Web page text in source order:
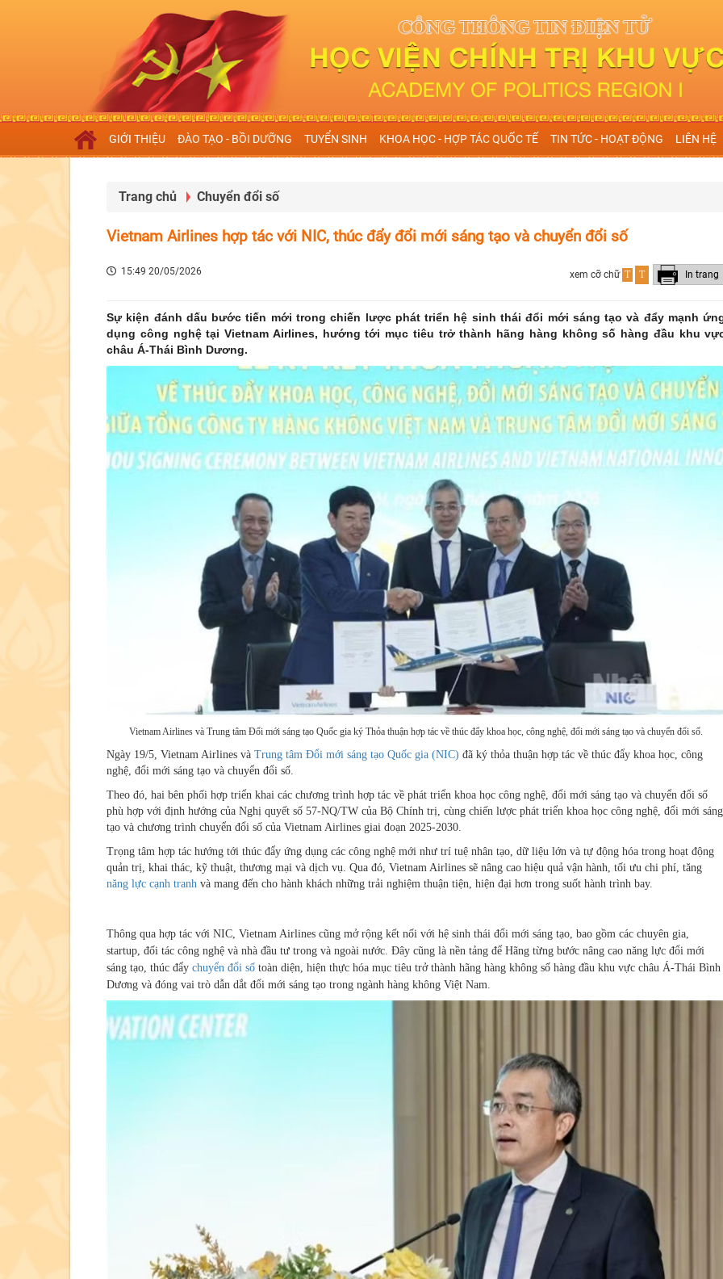
GIỚI THIỆU ĐÀO TẠO - BỒI DƯỠNG TUYỂN SINH KHOA HỌC - HỢP TÁC QUỐC TẾ TIN TỨC - HOẠT ĐỘNG LIÊN HỆ
Trang chủ Chuyển đổi số
Vietnam Airlines hợp tác với NIC, thúc đẩy đổi mới sáng tạo và chuyển đổi số
15:49 20/05/2026 xem cỡ chữ T T In trang
Sự kiện đánh dấu bước tiến mới trong chiến lược phát triển hệ sinh thái đổi mới sáng tạo và đẩy mạnh
dụng công nghệ tại Vietnam Airlines, hướng tới mục tiêu trở thành hãng hàng không số hàng đầu khu
châu Á-Thái Bình Dương.
Vietnam Airlines và Trung tâm Đổi mới sáng tạo Quốc gia ký Thỏa thuận hợp tác về thúc đẩy khoa học, công nghệ, đổi mới sáng tạo và chuyển đổi số.
Ngày 19/5, Vietnam Airlines và Trung tâm Đổi mới sáng tạo Quốc gia (NIC) đã ký thỏa thuận hợp tác về thúc đẩy khoa học, công
nghệ, đổi mới sáng tạo và chuyển đổi số.
Theo đó, hai bên phối hợp triển khai các chương trình hợp tác về phát triển khoa học công nghệ, đổi mới sáng tạo và chuyển đổi số
phù hợp với định hướng của Nghị quyết số 57-NQ/TW của Bộ Chính trị, cùng chiến lược phát triển khoa học công nghệ, đổi mới sáng
tạo và chương trình chuyển đổi số của Vietnam Airlines giai đoạn 2025-2030.
Trọng tâm hợp tác hướng tới thúc đẩy ứng dụng các công nghệ mới như trí tuệ nhân tạo, dữ liệu lớn và tự động hóa trong hoạt động
quản trị, khai thác, kỹ thuật, thương mại và dịch vụ. Qua đó, Vietnam Airlines sẽ nâng cao hiệu quả vận hành, tối ưu chi phí, tăng
năng lực cạnh tranh và mang đến cho hành khách những trải nghiệm thuận tiện, hiện đại hơn trong suốt hành trình bay.
Thông qua hợp tác với NIC, Vietnam Airlines cũng mở rộng kết nối với hệ sinh thái đổi mới sáng tạo, bao gồm các chuyên gia,
startup, đối tác công nghệ và nhà đầu tư trong và ngoài nước. Đây cũng là nền tảng để Hãng từng bước nâng cao năng lực đổi mới
sáng tạo, thúc đẩy chuyển đổi số toàn diện, hiện thực hóa mục tiêu trở thành hãng hàng không số hàng đầu khu vực châu Á-Thái Bình
Dương và đóng vai trò dẫn dắt đổi mới sáng tạo trong ngành hàng không Việt Nam.